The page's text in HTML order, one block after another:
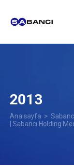
2013
Ana sayfa >
| Sabancı Holding